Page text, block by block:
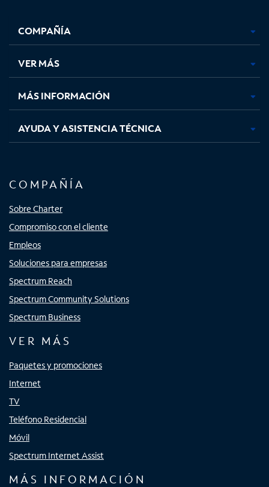
abre
en
pestaña
nueva
abre
en
pestaña
nueva
abre
en
pestaña
nueva
en
nueva
COMPAÑÍA
VER MÁS
MÁS INFORMACIÓN
AYUDA Y ASISTENCIA TÉCNICA
COMPAÑÍA
Sobre Charter
Compromiso con el cliente
Empleos
Soluciones para empresas
Spectrum Reach
Spectrum Community Solutions
Spectrum Business
VER MÁS
Paquetes y promociones
Internet
TV
Teléfono Residencial
Móvil
Spectrum Internet Assist
MÁS INFORMACIÓN